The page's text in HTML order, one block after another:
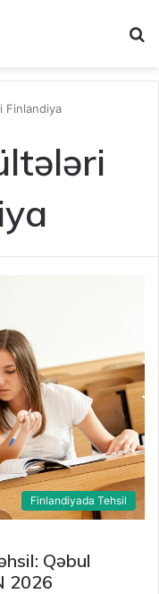
Finlandiya
Finlandiyada Tehsil
Qəbul
2026